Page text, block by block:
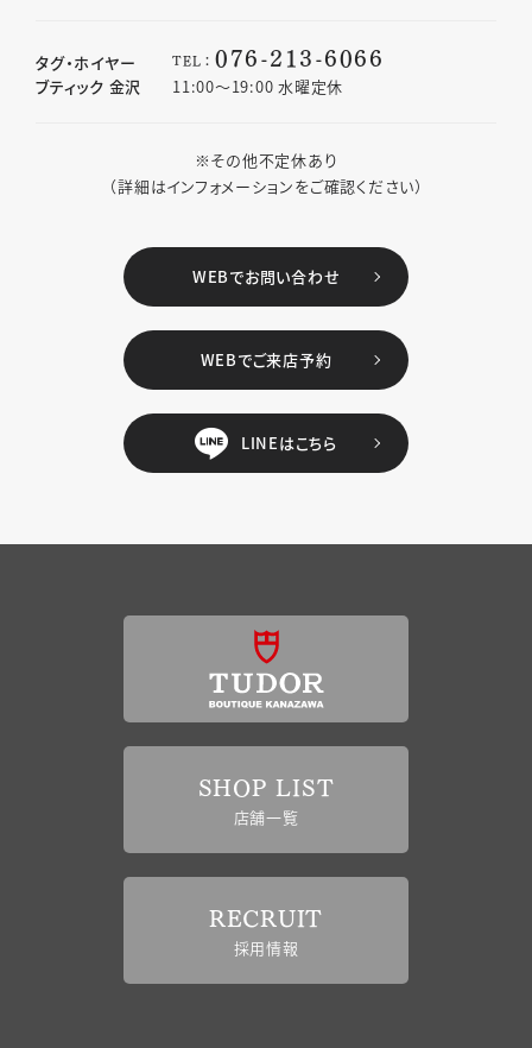
タグ・ホイヤー
ブティック 金沢
TEL： 076-213-6066
11:00〜19:00 水曜定休
※その他不定休あり
（詳細はインフォメーションをご確認ください）
WEBでお問い合わせ
WEBでご来店予約
LINEはこちら
SHOP LIST
店舗一覧
RECRUIT
採用情報